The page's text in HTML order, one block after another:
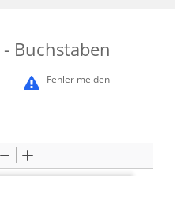
- Buchstaben
Fehler melden
Zoom
Out
In